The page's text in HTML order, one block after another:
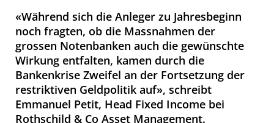
«Während sich die Anleger zu Jahresbeginn
noch fragten, ob die Massnahmen der
grossen Notenbanken auch die gewünschte
Wirkung entfalten, kamen durch die
Bankenkrise Zweifel an der Fortsetzung der
restriktiven Geldpolitik auf», schreibt
Emmanuel Petit, Head Fixed Income bei
Rothschild & Co Asset Management.